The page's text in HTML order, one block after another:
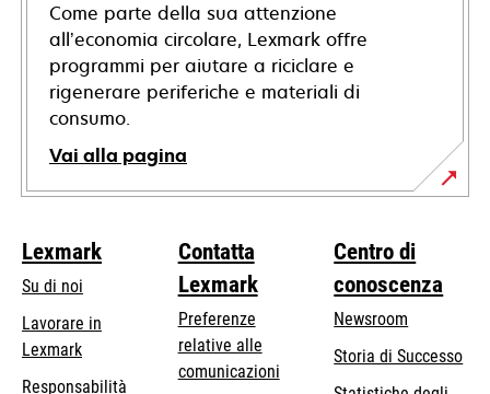
Come parte della sua attenzione
all’economia circolare, Lexmark offre
programmi per aiutare a riciclare e
rigenerare periferiche e materiali di
consumo.
Vai alla pagina
Lexmark
Su di noi
Lavorare in
Lexmark
Responsabilità
Contatta
Lexmark
Preferenze
relative alle
comunicazioni
Centro di
conoscenza
Newsroom
Storia di Successo